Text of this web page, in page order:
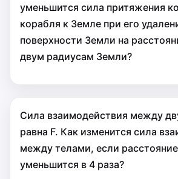
уменьшится сила притяжения
корабля к Земле при его
поверхности Земли на
двум радиусам Земли?
Сила взаимодействия между
равна F. Как изменится сила
между телами, если
уменьшится в 4 раза?